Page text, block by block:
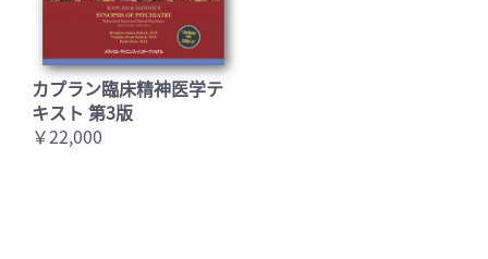
カプラン臨床精神医学テ
キスト 第3版
￥22,000